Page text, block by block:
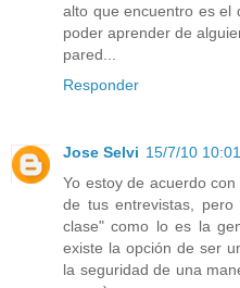
alto que encuentro es el
poder aprender de
pared...
Responder
Jose Selvi 15/7/10
Yo estoy de acuerdo
de tus entrevistas,
clase" como lo es la
existe la opción de ser
la seguridad de una